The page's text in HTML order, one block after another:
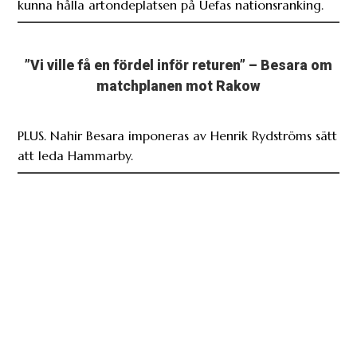
kunna hålla artondeplatsen på Uefas nationsranking.
”Vi ville få en fördel inför returen” – Besara om
matchplanen mot Rakow
PLUS. Nahir Besara imponeras av Henrik Rydströms sätt
att leda Hammarby.